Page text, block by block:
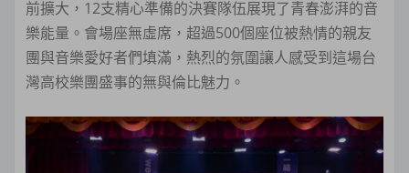
前擴大，12支精心準備的決賽隊伍展現了青春澎湃的音
樂能量。會場座無虛席，超過500個座位被熱情的親友
團與音樂愛好者們填滿，熱烈的氛圍讓人感受到這場台
灣高校樂團盛事的無與倫比魅力。